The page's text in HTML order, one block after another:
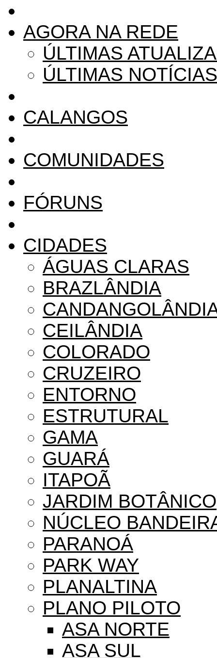
AGORA NA REDE
ÚLTIMAS
ÚLTIMAS NOTÍCIAS
CALANGOS
COMUNIDADES
FÓRUNS
CIDADES
ÁGUAS CLARAS
BRAZLÂNDIA
CEILÂNDIA
COLORADO
CRUZEIRO
ENTORNO
ESTRUTURAL
GAMA
GUARÁ
ITAPOÃ
JARDIM BOTÂNICO
NÚCLEO
PARANOÁ
PARK WAY
PLANALTINA
PLANO PILOTO
ASA NORTE
ASA SUL